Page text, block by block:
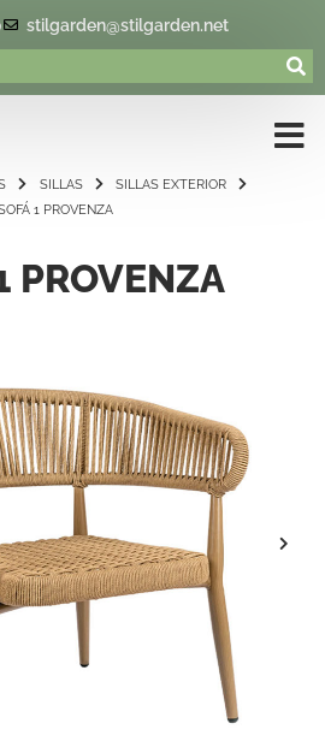
stilgarden@stilgarden.net
SILLAS
SILLAS EXTERIOR
1 PROVENZA
PROVENZA